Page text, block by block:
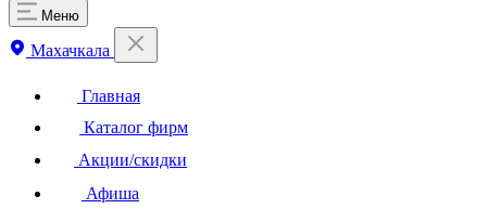
Меню
Махачкала
Главная
Каталог фирм
Акции/скидки
Афиша